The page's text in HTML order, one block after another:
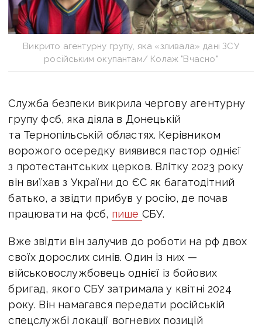
Викрито агентурну групу, яка «зливала» дані ЗСУ
російським окупантам/ Колаж "Вчасно"
Служба безпеки викрила чергову агентурну
групу фсб, яка діяла в Донецькій
та Тернопільській областях. Керівником
ворожого осередку виявився пастор однієї
з протестантських церков. Влітку 2023 року
він виїхав з України до ЄС як багатодітний
батько, а звідти прибув у росію, де почав
працювати на фсб, пише СБУ.
Вже звідти він залучив до роботи на рф двох
своїх дорослих синів.Один із них —
військовослужбовець однієї із бойових
бригад, якого СБУ затримала у квітні 2024
року. Він намагався передати російській
спецслужбі локації вогневих позицій